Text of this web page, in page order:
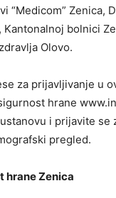
“Medicom” Zenica,
Kantonalnoj bolnici
Olovo.
za prijavljivanje u
hrane
i prijavite se
pregled.
hrane Zenica